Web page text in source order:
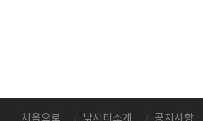
처음으로 낚시터소개 공지사항